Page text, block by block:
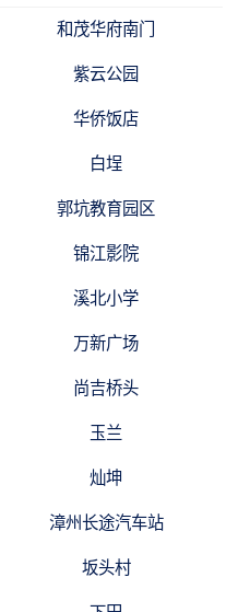
和茂华府南门
紫云公园
华侨饭店
白埕
郭坑教育园区
锦江影院
溪北小学
万新广场
尚吉桥头
玉兰
灿坤
漳州长途汽车站
坂头村